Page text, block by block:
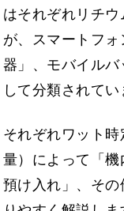
はそれぞれリチ
が、スマートフ
器」、モバイルバ
して分類されてい
それぞれワット
量）によって「
預け入れ」、そ